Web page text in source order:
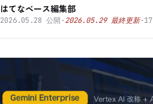
はてなベース編集部
2026.05.28 公開 ·2026.05.29最終更新·17